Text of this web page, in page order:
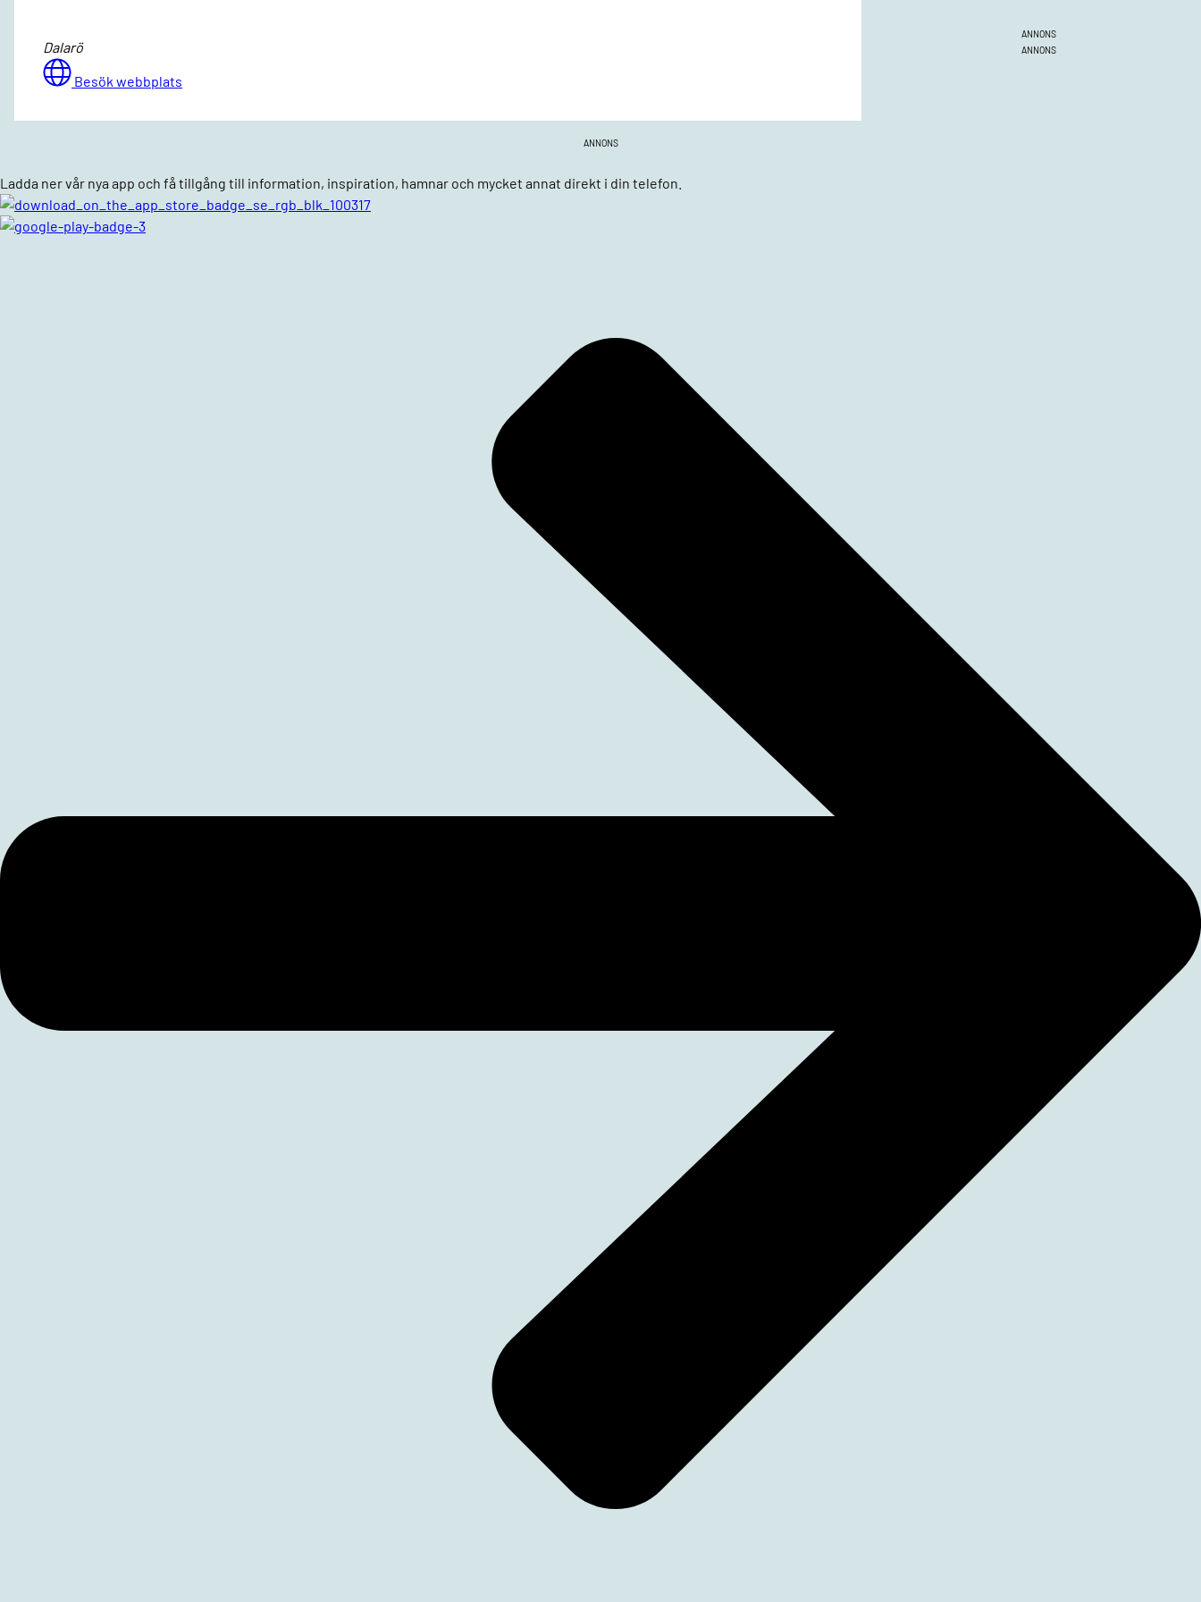
Dalarö
Besök webbplats
ANNONS
ANNONS
ANNONS
Ladda ner vår nya app och få tillgång till information, inspiration, hamnar och mycket annat direkt i din telefon.